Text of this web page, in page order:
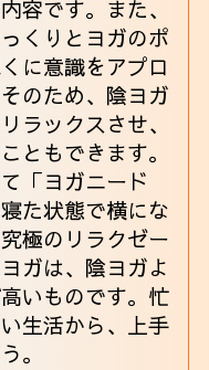
容です。また、
くりとヨガのポ
に意識をアプロ
のため、陰ヨガ
ラックスさせ、
ともできます。
「ヨガニード
た状態で横にな
極のリラクゼー
ガは、陰ヨガよ
いものです。忙
生活から、上手
。